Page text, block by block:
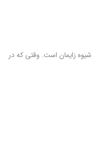
زایمان است. وقتی که در